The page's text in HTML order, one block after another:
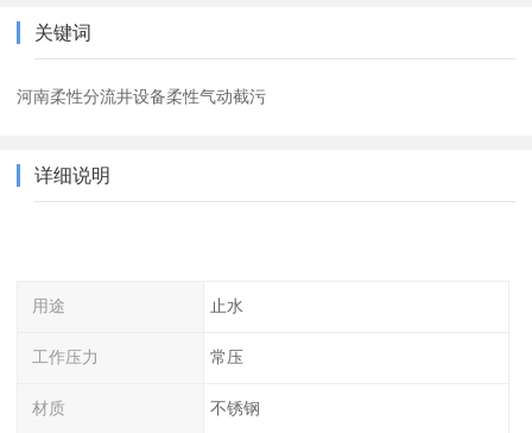
关键词
河南柔性分流井设备柔性气动截污
详细说明
用途 止水
工作压力 常压
材质 不锈钢